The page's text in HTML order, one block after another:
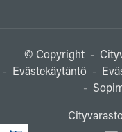
© Copyright -
- Evästekäytäntö -
-